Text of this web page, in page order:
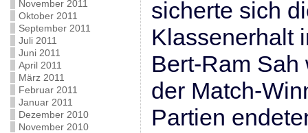
November 2011
Oktober 2011
September 2011
Juli 2011
Juni 2011
April 2011
März 2011
Februar 2011
Januar 2011
Dezember 2010
November 2010
sicherte sich
Klassenerhalt
Bert-Ram
der Match-
Partien